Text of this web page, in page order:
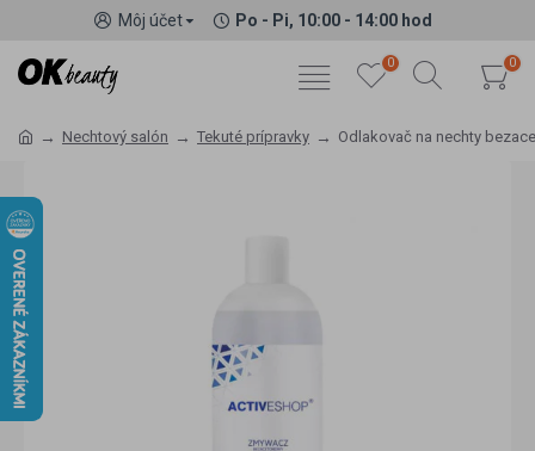
Môj účet Po - Pi, 10:00 - 14:00 hod
0 0
Nechtový salón Tekuté prípravky Odlakovač na nechty